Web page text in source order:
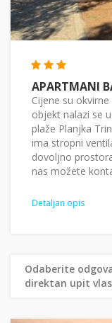
APARTMANI
Cijene su
objekt nalazi se
plaže Planjka
ima stropni
dovoljno
nas možete
Detaljan opis
Odaberite
direktan upit